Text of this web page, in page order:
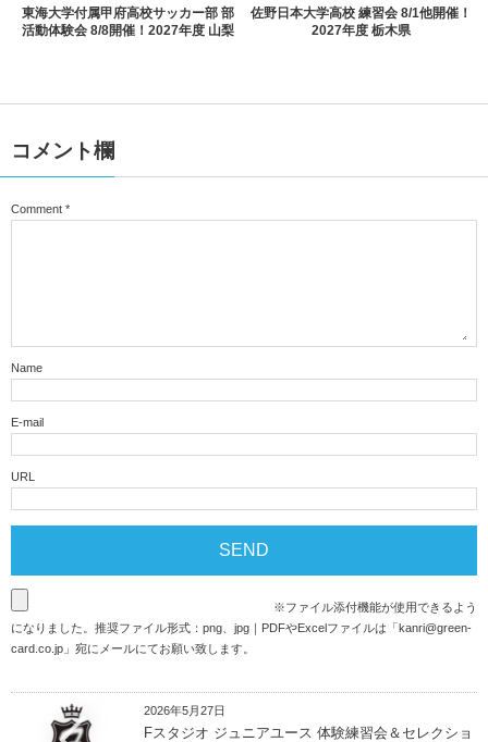
東海大学付属甲府高校サッカー部 部
活動体験会 8/8開催！2027年度 山梨
佐野日本大学高校 練習会 8/1他開催！
2027年度 栃木県
コメント欄
Comment *
Name
E-mail
URL
※ファイル添付機能が使用できるよう
になりました。推奨ファイル形式：png、jpg｜PDFやExcelファイルは「kanri@green-
card.co.jp 」宛にメールにてお願い致します。
2026年5月27日
Fスタジオ ジュニアユース 体験練習会＆セレクショ